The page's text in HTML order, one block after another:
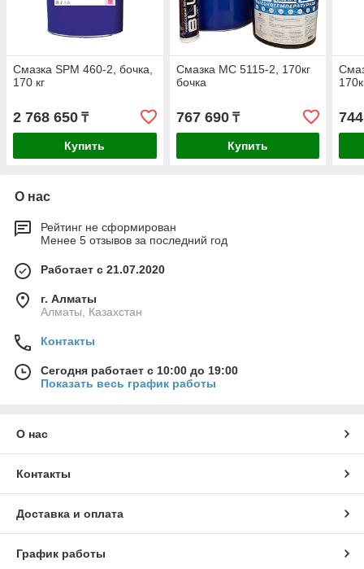
Смазка SPM 460-2, бочка,
170 кг
2 768 650 ₸
Купить
Смазка МС 5115-2, 170кг
бочка
767 690₸
Купить
О нас
Рейтинг не сформирован
Менее 5 отзывов за последний год
Работает с 21.07.2020
г. Алматы
Алматы, Казахстан
Контакты
Сегодня работает с 10:00 до 19:00
Показать весь график работы
О нас
Контакты
Доставка и оплата
График работы